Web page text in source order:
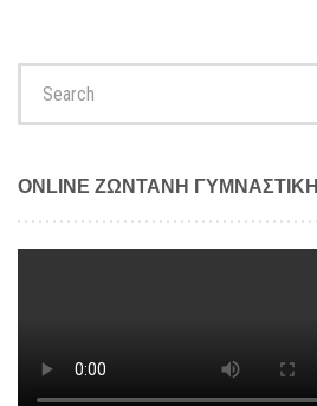
ONLINE ΖΩΝΤΑΝΗ ΓΥΜΝΑΣΤΙΚΗ